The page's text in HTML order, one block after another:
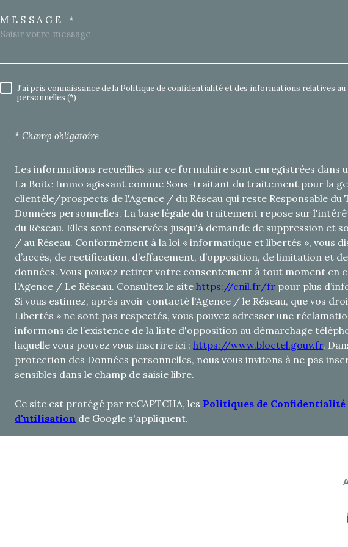
TRAD_MELTEM_VOREDEMANDE
MESSAGE *
RÈGLEMENTATION
J'ai pris connaissance de la Politique de confidentialité et des informations relatives
personnelles (*)
* Champ obligatoire
Les informations recueillies sur ce formulaire sont enregistrées dans
La Boite Immo agissant comme Sous-traitant du traitement pour la
clientèle/prospects de l'Agence / du Réseau qui reste Responsable du
Données personnelles. La base légale du traitement repose sur
du Réseau. Elles sont conservées jusqu'à demande de suppression et
/ au Réseau. Conformément à la loi « informatique et libertés », vous
d’accès, de rectification, d’effacement, d’opposition, de limitation et
données. Vous pouvez retirer votre consentement à tout moment
l’Agence / Le Réseau. Consultez le sitehttps://cnil.fr/fr pour plus
Si vous estimez, après avoir contacté l'Agence / le Réseau, que vos
Libertés » ne sont pas respectés, vous pouvez adresser une
informons de l’existence de la liste d'opposition au démarchage
laquelle vous pouvez vous inscrire ici :https://www.bloctel.gouv.fr.
protection des Données personnelles, nous vous invitons à ne pas
sensibles dans le champ de saisie libre.
Ce site est protégé par reCAPTCHA, les Politiques de Confidentialité
d'utilisation de Google s'appliquent.